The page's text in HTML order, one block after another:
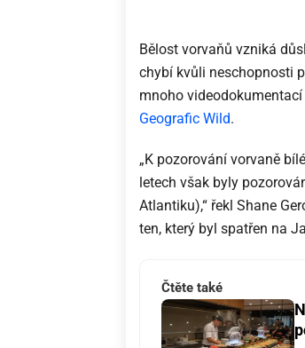
Bělost vorvaňů vzniká
chybí kvůli neschopnosti
mnoho
Geografic Wild.
„K pozorování vorvaně
letech však byly
Atlantiku),“ řekl Shane
ten, který byl spatřen na
Čtěte také